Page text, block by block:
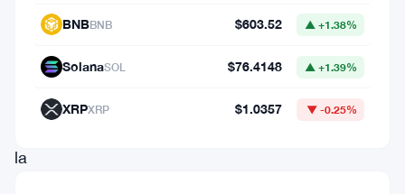
cotation
la
BNBBNB $603.52 ▲ +1.38%
SolanaSOL $76.4148 ▲ +1.39%
XRPXRP $1.0357 ▼ -0.25%